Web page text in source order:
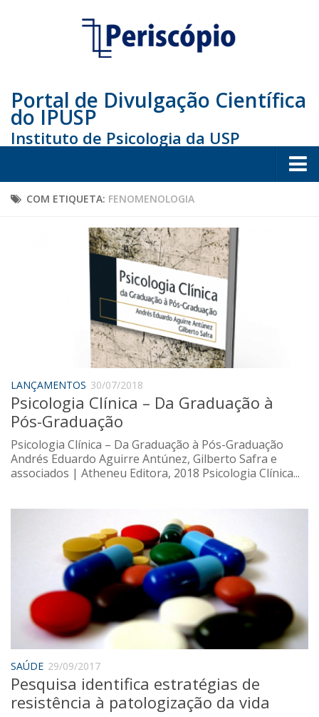
Portal de Divulgação Científica
do IPUSP
Instituto de Psicologia da USP
Home
Mural do IP
Perfil
Commentor
Lançamento
Psico-HQ
Alfabetização
Transtorno do Espectro Autista
Contato
Quem somos
Sobre o Portal
COM ETIQUETA: FENOMENOLOGIA
LANÇAMENTOS 30/07/2018
Psicologia Clínica – Da Graduação à
Pós-Graduação
Psicologia Clínica – Da Graduação à Pós-Graduação
Andrés Eduardo Aguirre Antúnez, Gilberto Safra e
associados | Atheneu Editora, 2018 Psicologia Clínica...
SAÚDE 29/09/2017
Pesquisa identifica estratégias de
resistência à patologização da vida